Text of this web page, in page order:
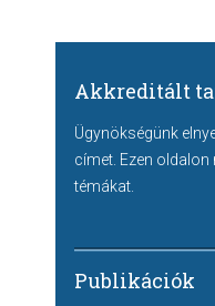
Akkreditált
Ügynökségünk
címet. Ezen
témákat.
Publikációk